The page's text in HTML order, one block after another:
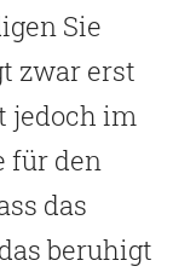
Sie
zwar erst
jedoch im
für den
das
beruhigt